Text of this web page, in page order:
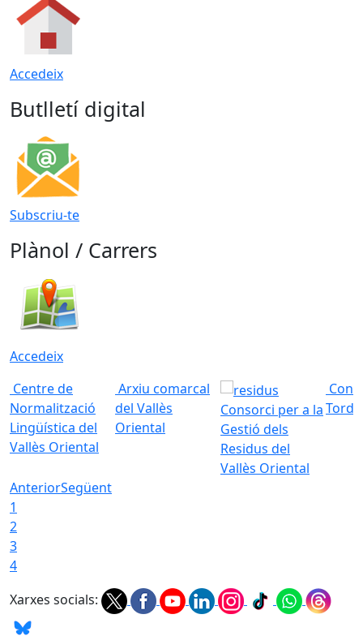
Accedeix
Butlletí digital
Subscriu-te
Plànol / Carrers
Accedeix
Centre de
Normalització
Lingüística del
Vallès Oriental
Arxiu comarcal
del Vallès
Oriental
Consorci per a la
Gestió dels
Residus del
Vallès Oriental
AnteriorSegüent
1
2
3
4
Xarxes socials: